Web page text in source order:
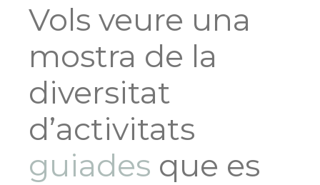
Vols veure una
mostra de la
diversitat
d’activitats
guiades que es